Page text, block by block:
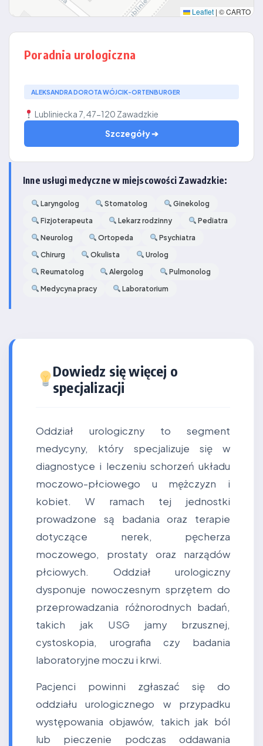
Leaflet | © CARTO
Poradnia urologiczna
ALEKSANDRA DOROTA WÓJCIK-ORTENBURGER
Lubliniecka 7, 47-120 Zawadzkie
Szczegóły ➔
Inne usługi medyczne w miejscowości Zawadzkie:
Laryngolog Stomatolog
Ginekolog
Fizjoterapeuta
Lekarz rodzinny
Pediatra
Neurolog
Ortopeda
Psychiatra
Chirurg
Okulista
Urolog
Reumatolog
Alergolog
Pulmonolog
Medycyna pracy
Laboratorium
Dowiedz się więcej o
specjalizacji
Oddział urologiczny to segment
medycyny, który specjalizuje się w
diagnostyce i leczeniu schorzeń układu
moczowo-płciowego u mężczyzn i
kobiet. W ramach tej jednostki
prowadzone są badania oraz terapie
dotyczące nerek, pęcherza
moczowego, prostaty oraz narządów
płciowych. Oddział urologiczny
dysponuje nowoczesnym sprzętem do
przeprowadzania różnorodnych badań,
takich jak USG jamy brzusznej,
cystoskopia, urografia czy badania
laboratoryjne moczu i krwi.
Pacjenci powinni zgłaszać się do
oddziału urologicznego w przypadku
występowania objawów, takich jak ból
lub pieczenie podczas oddawania